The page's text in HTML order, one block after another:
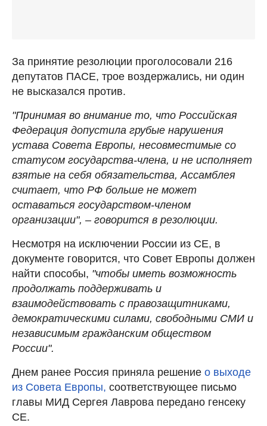
За принятие резолюции проголосовали 216
депутатов ПАСЕ, трое воздержались, ни один
не высказался против.
"Принимая во внимание то, что Российская
Федерация допустила грубые нарушения
устава Совета Европы, несовместимые со
статусом государства-члена, и не исполняет
взятые на себя обязательства, Ассамблея
считает, что РФ больше не может
оставаться государством-членом
организации", – говорится в резолюции.
Несмотря на исключении России из СЕ, в
документе говорится, что Совет Европы должен
найти способы, "чтобы иметь возможность
продолжать поддерживать и
взаимодействовать с правозащитниками,
демократическими силами, свободными СМИ и
независимым гражданским обществом
России".
Днем ранее Россия приняла решение о выходе
из Совета Европы, соответствующее письмо
главы МИД Сергея Лаврова передано генсеку
СЕ.